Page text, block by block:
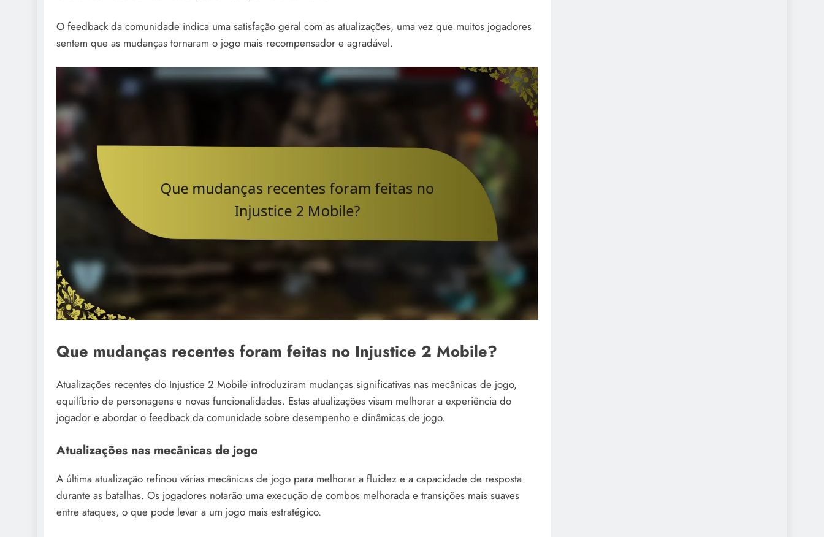
O feedback da comunidade indica uma satisfação geral com as atualizações, uma vez que muitos jogadores
sentem que as mudanças tornaram o jogo mais recompensador e agradável.
Que mudanças recentes foram feitas no Injustice 2 Mobile?
Atualizações recentes do Injustice 2 Mobile introduziram mudanças significativas nas mecânicas de jogo,
equilíbrio de personagens e novas funcionalidades. Estas atualizações visam melhorar a experiência do
jogador e abordar o feedback da comunidade sobre desempenho e dinâmicas de jogo.
Atualizações nas mecânicas de jogo
A última atualização refinou várias mecânicas de jogo para melhorar a fluidez e a capacidade de resposta
durante as batalhas. Os jogadores notarão uma execução de combos melhorada e transições mais suaves
entre ataques, o que pode levar a um jogo mais estratégico.